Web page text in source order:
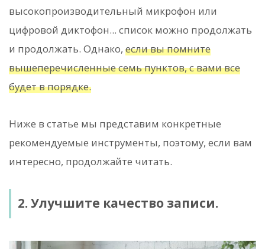
высокопроизводительный микрофон или
цифровой диктофон... список можно продолжать
и продолжать. Однако, если вы помните
вышеперечисленные семь пунктов, с вами все
будет в порядке.
Ниже в статье мы представим конкретные
рекомендуемые инструменты, поэтому, если вам
интересно, продолжайте читать.
2. Улучшите качество записи.